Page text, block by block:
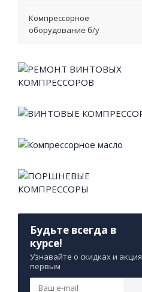
Компрессорное
оборудование б/у
Будьте всегда в
курсе!
Узнавайте о скидках и
первым